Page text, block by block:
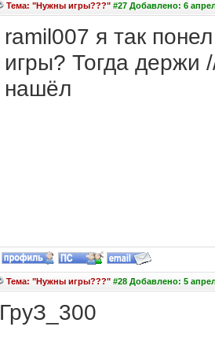
Тема: "Нужны игры???"#27 Добавлено: 6
ramil007 я так
игры? Тогда держи
нашёл
Тема: "Нужны игры???"#28 Добавлено: 5
ГруЗ_300